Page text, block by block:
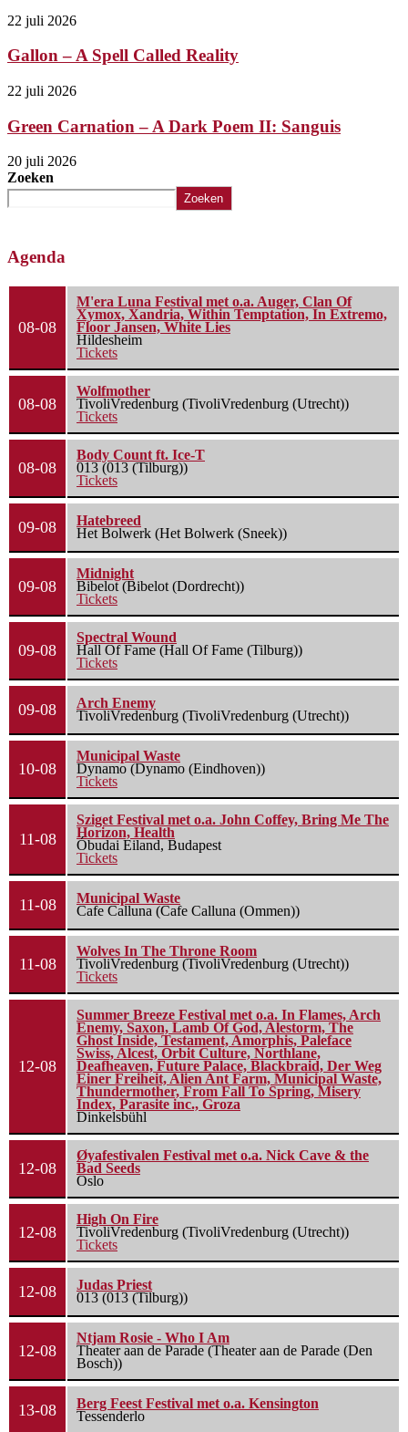
22 juli 2026
Gallon – A Spell Called Reality
22 juli 2026
Green Carnation – A Dark Poem II: Sanguis
20 juli 2026
Zoeken
Zoeken
Agenda
08-08
M'era Luna Festival met o.a. Auger, Clan Of
Xymox, Xandria, Within Temptation, In Extremo,
Floor Jansen, White Lies
Hildesheim
Tickets
08-08
Wolfmother
TivoliVredenburg (TivoliVredenburg (Utrecht))
Tickets
08-08
Body Count ft. Ice-T
013 (013 (Tilburg))
Tickets
09-08
Hatebreed
Het Bolwerk (Het Bolwerk (Sneek))
09-08
Midnight
Bibelot (Bibelot (Dordrecht))
Tickets
09-08
Spectral Wound
Hall Of Fame (Hall Of Fame (Tilburg))
Tickets
09-08
Arch Enemy
TivoliVredenburg (TivoliVredenburg (Utrecht))
10-08
Municipal Waste
Dynamo (Dynamo (Eindhoven))
Tickets
11-08
Sziget Festival met o.a. John Coffey, Bring Me The
Horizon, Health
Óbudai Eiland, Budapest
Tickets
11-08
Municipal Waste
Cafe Calluna (Cafe Calluna (Ommen))
11-08
Wolves In The Throne Room
TivoliVredenburg (TivoliVredenburg (Utrecht))
Tickets
12-08
Summer Breeze Festival met o.a. In Flames, Arch
Enemy, Saxon, Lamb Of God, Alestorm, The
Ghost Inside, Testament, Amorphis, Paleface
Swiss, Alcest, Orbit Culture, Northlane,
Deafheaven, Future Palace, Blackbraid, Der Weg
Einer Freiheit, Alien Ant Farm, Municipal Waste,
Thundermother, From Fall To Spring, Misery
Index, Parasite inc., Groza
Dinkelsbühl
12-08
Øyafestivalen Festival met o.a. Nick Cave & the
Bad Seeds
Oslo
12-08
High On Fire
TivoliVredenburg (TivoliVredenburg (Utrecht))
Tickets
12-08
Judas Priest
013 (013 (Tilburg))
12-08
Ntjam Rosie - Who I Am
Theater aan de Parade (Theater aan de Parade (Den
Bosch))
13-08
Berg Feest Festival met o.a. Kensington
Tessenderlo